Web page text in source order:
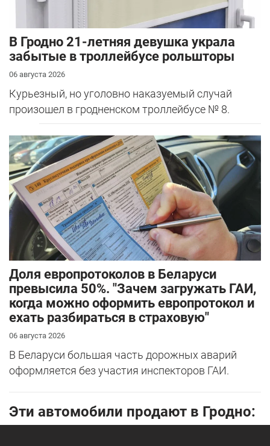
В Гродно 21-летняя девушка украла
забытые в троллейбусе рольшторы
06 августа 2026
Курьезный, но уголовно наказуемый случай
произошел в гродненском троллейбусе № 8.
Доля европротоколов в Беларуси
превысила 50%. "Зачем загружать ГАИ,
когда можно оформить европротокол и
ехать разбираться в страховую"
06 августа 2026
В Беларуси большая часть дорожных аварий
оформляется без участия инспекторов ГАИ.
Эти автомобили продают в Гродно: